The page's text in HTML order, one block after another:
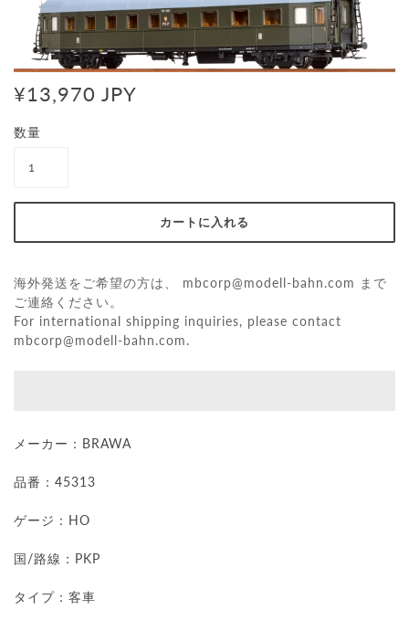
¥13,970 JPY
数量
海外発送をご希望の方は、 mbcorp@modell-bahn.com まで
ご連絡ください。
For international shipping inquiries, please contact
mbcorp@modell-bahn.com.
メーカー：BRAWA
品番：45313
ゲージ：HO
国/路線：PKP
タイプ：客車